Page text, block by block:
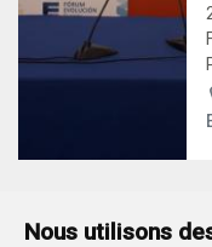
Nous utilisons